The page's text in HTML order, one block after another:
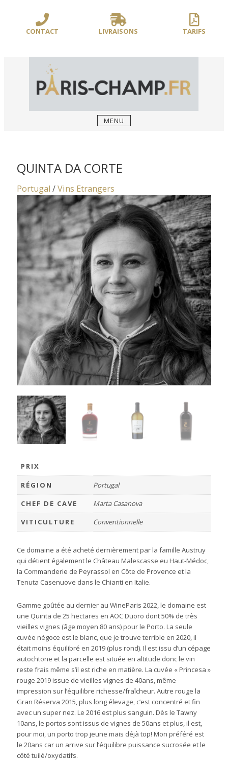
contenuCONTACT LIVRAISONS TARIFS
BOUSSOLE **/
MENU
QUINTA DA CORTE
Portugal /Vins Etrangers
PRIX
RÉGION
Portugal
CHEF DE CAVE
Marta Casanova
VITICULTURE
Conventionnelle
Ce domaine a été acheté dernièrement par la famille Austruy
qui détient également le Château Malescasse eu Haut-Médoc,
la Commanderie de Peyrassol en Côte de Provence et la
Tenuta Casenuove dans le Chianti en Italie.
Gamme goûtée au dernier au WineParis 2022, le domaine est
une Quinta de 25 hectares en AOC Duoro dont 50% de très
vieilles vignes (âge moyen 80 ans) pour le Porto. La seule
cuvée négoce est le blanc, que je trouve terrible en 2020, il
était moins équilibré en 2019 (plus rond). Il est issu d’un cépage
autochtone et la parcelle est située en altitude donc le vin
reste frais même s’il est riche en matière. La cuvée « Princesa »
rouge 2019 issue de vieilles vignes de 40ans, même
impression sur l’équilibre richesse/fraîcheur. Autre rouge la
Gran Réserva 2015, plus long élevage, c’est concentré et fin
avec un super nez. Le 2016 est plus sanguin. Dès le Tawny
10ans, le portos sont issus de vignes de 50ans et plus, il est,
pour moi, un porto trop jeune mais déjà top! Mon préféré est
le 20ans car un arrive sur l’équilibre puissance sucrosée et le
côté tuilé/oxydatifs.